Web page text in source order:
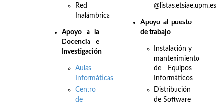
Red
Inalámbrica
Apoyo a la
Docencia e
Investigación
Aulas
Informáticas
Centro
de
@listas.etsiae.upm.es
Apoyo al puesto
de trabajo
Instalación y
mantenimiento
de Equipos
Informáticos
Distribución
de Software